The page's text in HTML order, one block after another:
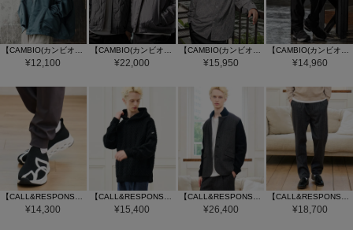
¥12,100 ¥22,000 ¥15,950 ¥14,960
¥14,300 ¥15,400 ¥26,400 ¥18,700